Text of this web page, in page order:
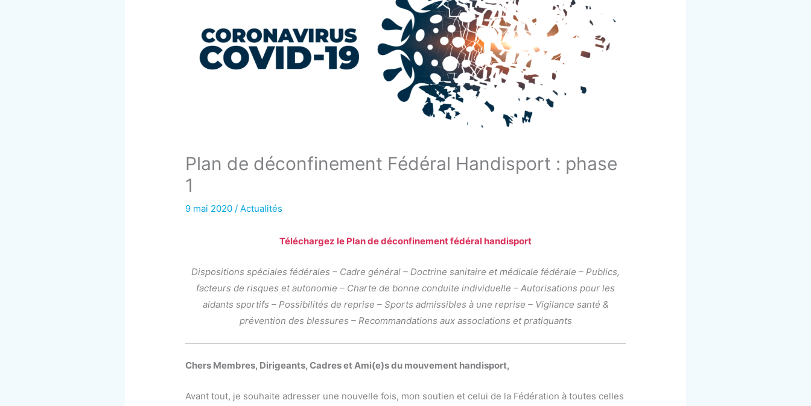
Plan de déconfinement Fédéral Handisport : phase
1
9 mai 2020/Actualités
Téléchargez le Plan de déconfinement fédéral handisport
Dispositions spéciales fédérales – Cadre général – Doctrine sanitaire et médicale fédérale – Publics,
facteurs de risques et autonomie – Charte de bonne conduite individuelle – Autorisations pour les
aidants sportifs – Possibilités de reprise – Sports admissibles à une reprise – Vigilance santé &
prévention des blessures – Recommandations aux associations et pratiquants
Chers Membres, Dirigeants, Cadres et Ami(e)s du mouvement handisport,
Avant tout, je souhaite adresser une nouvelle fois, mon soutien et celui de la Fédération à toutes celles